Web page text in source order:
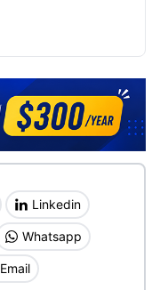
Linkedin
Whatsapp
Email